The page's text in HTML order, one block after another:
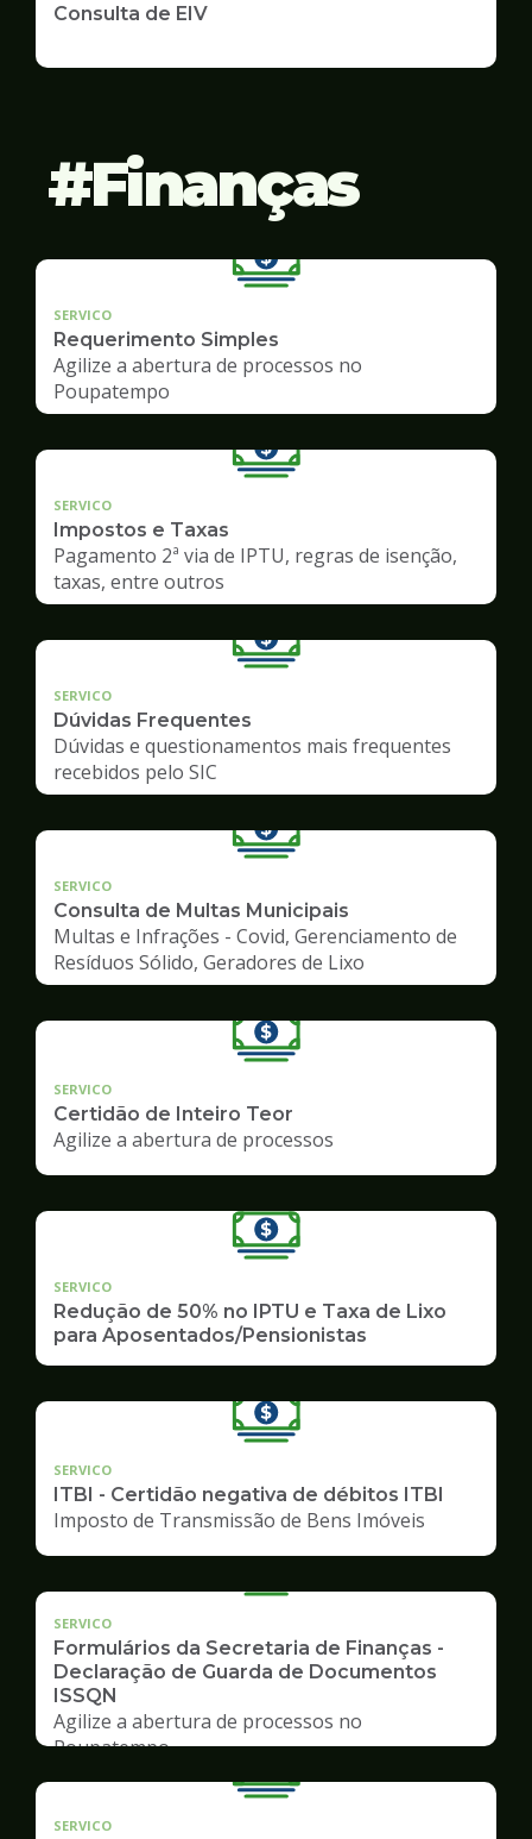
Consulta de EIV
Finanças
SERVICO
Requerimento Simples
Agilize a abertura de processos no
Poupatempo
SERVICO
Impostos e Taxas
Pagamento 2ª via de IPTU, regras de isenção,
taxas, entre outros
SERVICO
Dúvidas Frequentes
Dúvidas e questionamentos mais frequentes
recebidos pelo SIC
SERVICO
Consulta de Multas Municipais
Multas e Infrações - Covid, Gerenciamento de
Resíduos Sólido, Geradores de Lixo
SERVICO
Certidão de Inteiro Teor
Agilize a abertura de processos
SERVICO
Redução de 50% no IPTU e Taxa de Lixo
para Aposentados/Pensionistas
SERVICO
ITBI - Certidão negativa de débitos ITBI
Imposto de Transmissão de Bens Imóveis
SERVICO
Formulários da Secretaria de Finanças -
Declaração de Guarda de Documentos
ISSQN
Agilize a abertura de processos no
Poupatempo
SERVICO